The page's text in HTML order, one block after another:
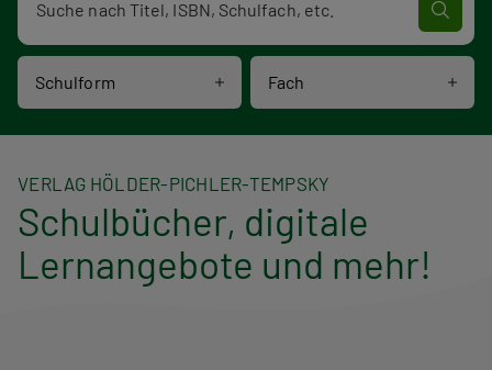
Schulform Fach
VERLAG HÖLDER-PICHLER-TEMPSKY
Schulbücher, digitale
Lernangebote und mehr!